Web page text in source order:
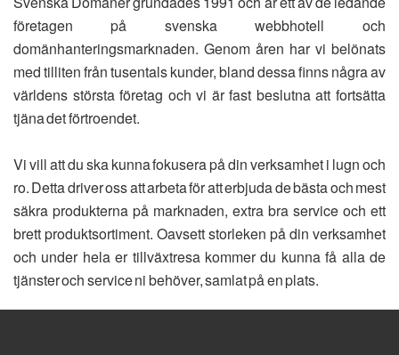
företagen på svenska webbhotell och
domänhanteringsmarknaden. Genom åren har vi belönats
med tilliten från tusentals kunder, bland dessa finns några av
världens största företag och vi är fast beslutna att fortsätta
tjäna det förtroendet.
Vi vill att du ska kunna fokusera på din verksamhet i lugn och
ro. Detta driver oss att arbeta för att erbjuda de bästa och mest
säkra produkterna på marknaden, extra bra service och ett
brett produktsortiment. Oavsett storleken på din verksamhet
och under hela er tillväxtresa kommer du kunna få alla de
tjänster och service ni behöver, samlat på en plats.